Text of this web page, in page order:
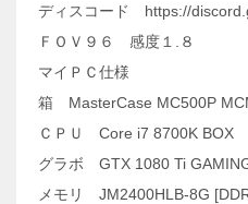
ディスコード https://
ＦＯＶ９６ 感度１.８
マイＰＣ仕様
箱 MasterCase MC500P
ＣＰＵ Core i7 8700K BOX
グラボ GTX 1080 Ti
メモリ JM2400HLB-8G